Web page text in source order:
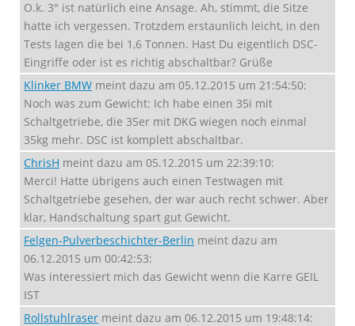
O.k. 3° ist natürlich eine Ansage. Ah, stimmt, die Sitze
hatte ich vergessen. Trotzdem erstaunlich leicht, in den
Tests lagen die bei 1,6 Tonnen. Hast Du eigentlich DSC-
Eingriffe oder ist es richtig abschaltbar? Grüße
Klinker BMW meint dazu am 05.12.2015 um 21:54:50:
Noch was zum Gewicht: Ich habe einen 35i mit
Schaltgetriebe, die 35er mit DKG wiegen noch einmal
35kg mehr. DSC ist komplett abschaltbar.
ChrisH meint dazu am 05.12.2015 um 22:39:10:
Merci! Hatte übrigens auch einen Testwagen mit
Schaltgetriebe gesehen, der war auch recht schwer. Aber
klar, Handschaltung spart gut Gewicht.
Felgen-Pulverbeschichter-Berlin meint dazu am
06.12.2015 um 00:42:53:
Was interessiert mich das Gewicht wenn die Karre GEIL
IST
Rollstuhlraser meint dazu am 06.12.2015 um 19:48:14: